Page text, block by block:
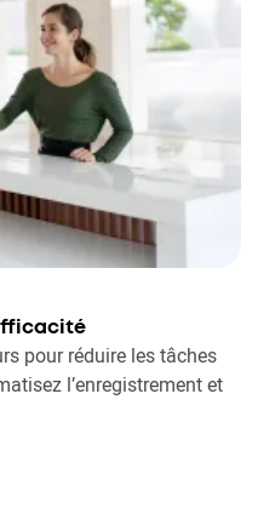
pour réduire les tâches
l’enregistrement et